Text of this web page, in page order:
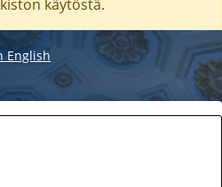
käytöstä.
English